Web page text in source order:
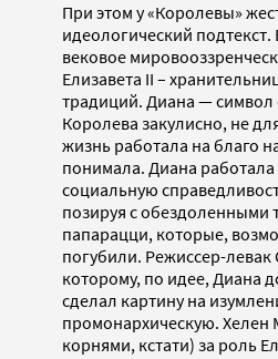
При этом у «Королевы»
идеологический подтекст.
вековое
Елизавета II –
традиций. Диана — символ
Королева закулисно, не
жизнь работала на благо
понимала. Диана
социальную
позируя с обездоленными
папарацци, которые,
погубили. Режиссер-
которому, по идее, Диана
сделал картину на
промонархическую. Хелен
корнями, кстати) за роль